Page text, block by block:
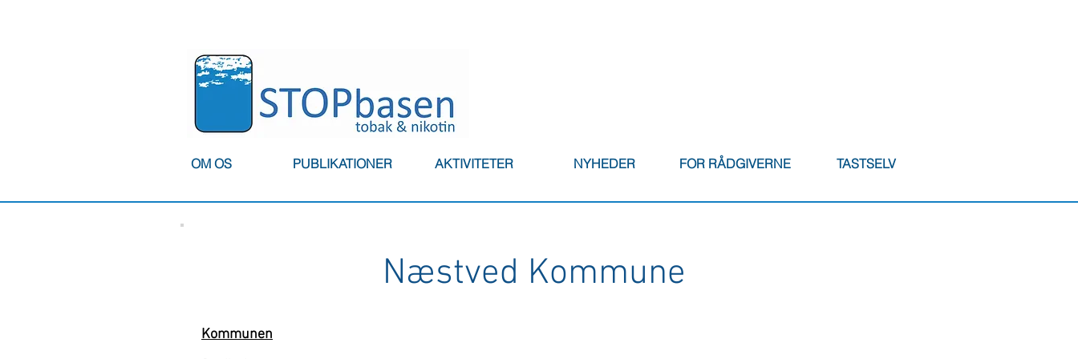
OM OS PUBLIKATIONER AKTIVITETER NYHEDER FOR RÅDGIVERNE TASTSELV
Kommunen
Næstved Kommune